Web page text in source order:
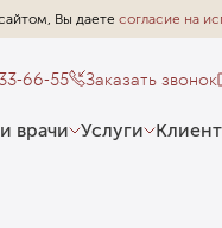
Вы даете согласие на
66-55 Заказать звонок
врачи Услуги